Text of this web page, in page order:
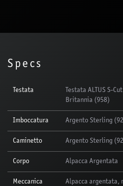
Specs
Testata
Testata ALTUS S-
Britannia (958)
Imboccatura Argento Sterling
Caminetto Argento Sterling
Corpo Alpacca Argentata
Meccanica Alpacca argentata,